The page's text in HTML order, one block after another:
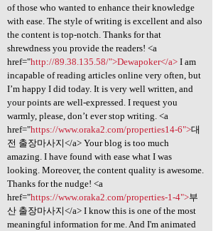
of those who wanted to enhance their knowledge
with ease. The style of writing is excellent and also
the content is top-notch. Thanks for that
shrewdness you provide the readers! <a
href="http://89.38.135.58/">Dewapoker</a>I am
incapable of reading articles online very often, but
I’m happy I did today. It is very well written, and
your points are well-expressed. I request you
warmly, please, don’t ever stop writing. <a
href="https://www.oraka2.com/properties14-6">대
전 출장마사지</a> Your blog is too much
amazing. I have found with ease what I was
looking. Moreover, the content quality is awesome.
Thanks for the nudge! <a
href="https://www.oraka2.com/properties-1-4">부
산 출장마사지</a> I know this is one of the most
meaningful information for me. And I'm animated